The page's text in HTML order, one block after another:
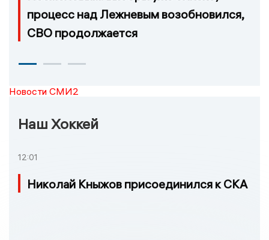
процесс над Лежневым возобновился,
СВО продолжается
Новости СМИ2
Наш Хоккей
12:01
Николай Кныжов присоединился к СКА